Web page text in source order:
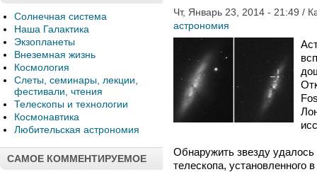
Солнечная система
Наша Галактика
Экзопланеты
Внеземная жизнь
Космология
Слеты, семинары, лекции,
фестивали, чтения
Телескопы и технологии
Космонавтика
Любительская астрономия
САМОЕ КОММЕНТИРУЕМОЕ
Чт, Январь 23, 2014 - 21:49 /
астрономия
Обнаружить звезду
телескопа, установленного